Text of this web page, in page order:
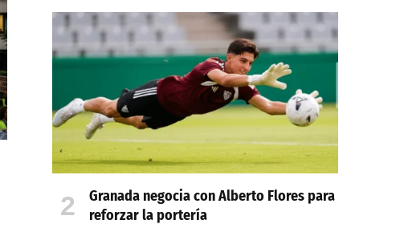
Granada negocia con Alberto Flores para
reforzar la portería